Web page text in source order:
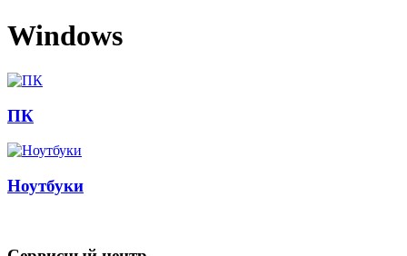
Windows
ПК
Ноутбуки